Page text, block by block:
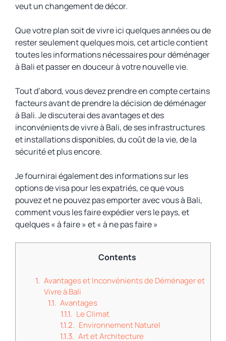
veut un changement de décor.
Que votre plan soit de vivre ici quelques années ou de
rester seulement quelques mois, cet article contient
toutes les informations nécessaires pour déménager
à Bali et passer en douceur à votre nouvelle vie.
Tout d’abord, vous devez prendre en compte certains
facteurs avant de prendre la décision de déménager
à Bali. Je discuterai des avantages et des
inconvénients de vivre à Bali, de ses infrastructures
et installations disponibles, du coût de la vie, de la
sécurité et plus encore.
Je fournirai également des informations sur les
options de visa pour les expatriés, ce que vous
pouvez et ne pouvez pas emporter avec vous à Bali,
comment vous les faire expédier vers le pays, et
quelques « à faire » et « à ne pas faire »
Contents
Avantages et Inconvénients de Déménager et
Vivre à Bali
Avantages
Le Climat
Environnement Naturel
Art et Architecture